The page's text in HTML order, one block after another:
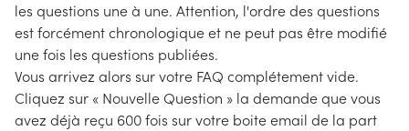
les questions une à une. Attention, l'ordre des questions
est forcément chronologique et ne peut pas être modifié
une fois les questions publiées.
Vous arrivez alors sur votre FAQ complétement vide.
Cliquez sur « Nouvelle Question » la demande que vous
avez déjà reçu 600 fois sur votre boite email de la part